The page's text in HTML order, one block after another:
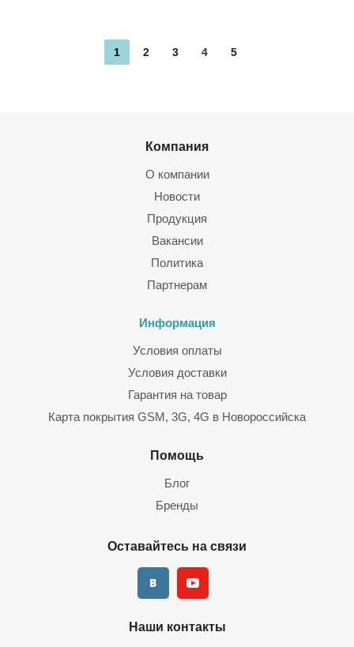
1 2 3 4 5
Компания
О компании
Новости
Продукция
Вакансии
Политика
Партнерам
Информация
Условия оплаты
Условия доставки
Гарантия на товар
Карта покрытия GSM, 3G, 4G в Новороссийска
Помощь
Блог
Бренды
Оставайтесь на связи
Наши контакты